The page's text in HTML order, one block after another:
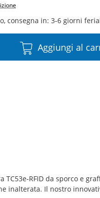
consegna in: 3-6 giorni
Aggiungi al
RFID da sporco e
inalterata. Il nostro